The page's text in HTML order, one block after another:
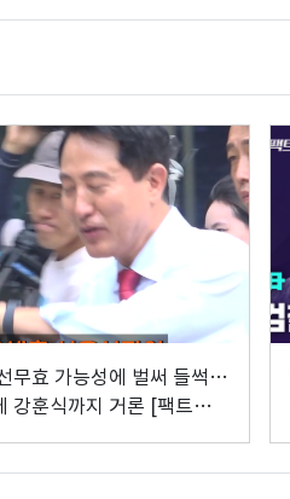
무효 가능성에 벌써 들썩…
강훈식까지 거론 [팩트앤뷰